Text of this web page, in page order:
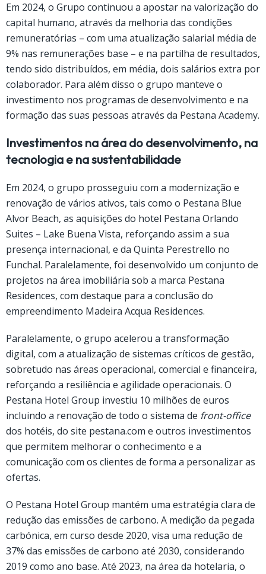
Em 2024, o Grupo continuou a apostar na valorização do
capital humano, através da melhoria das condições
remuneratórias – com uma atualização salarial média de
9% nas remunerações base – e na partilha de resultados,
tendo sido distribuídos, em média, dois salários extra por
colaborador. Para além disso o grupo manteve o
investimento nos programas de desenvolvimento e na
formação das suas pessoas através da Pestana Academy.
Investimentos na área do desenvolvimento, na
tecnologia e na sustentabilidade
Em 2024, o grupo prosseguiu com a modernização e
renovação de vários ativos, tais como o Pestana Blue
Alvor Beach, as aquisições do hotel Pestana Orlando
Suites – Lake Buena Vista, reforçando assim a sua
presença internacional, e da Quinta Perestrello no
Funchal. Paralelamente, foi desenvolvido um conjunto de
projetos na área imobiliária sob a marca Pestana
Residences, com destaque para a conclusão do
empreendimento Madeira Acqua Residences.
Paralelamente, o grupo acelerou a transformação
digital, com a atualização de sistemas críticos de gestão,
sobretudo nas áreas operacional, comercial e financeira,
reforçando a resiliência e agilidade operacionais. O
Pestana Hotel Group investiu 10 milhões de euros
incluindo a renovação de todo o sistema de front-office
dos hotéis, do site pestana.com e outros investimentos
que permitem melhorar o conhecimento e a
comunicação com os clientes de forma a personalizar as
ofertas.
O Pestana Hotel Group mantém uma estratégia clara de
redução das emissões de carbono. A medição da pegada
carbónica, em curso desde 2020, visa uma redução de
37% das emissões de carbono até 2030, considerando
2019 como ano base. Até 2023, na área da hotelaria, o